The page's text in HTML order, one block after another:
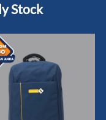
Stock